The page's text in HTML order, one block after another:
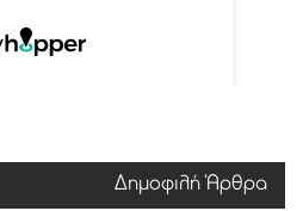
Δημοφιλή Άρθρα